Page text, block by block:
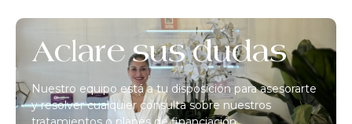
Aclare sus dudas
Nuestro equipo está a tu disposición para asesorarte
y resolver cualquier consulta sobre nuestros